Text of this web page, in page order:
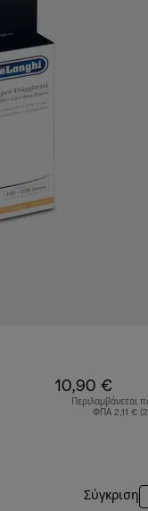
10,90 €
Περιλαμβάνεται
ΦΠΑ 2,11 €
Σύγκριση